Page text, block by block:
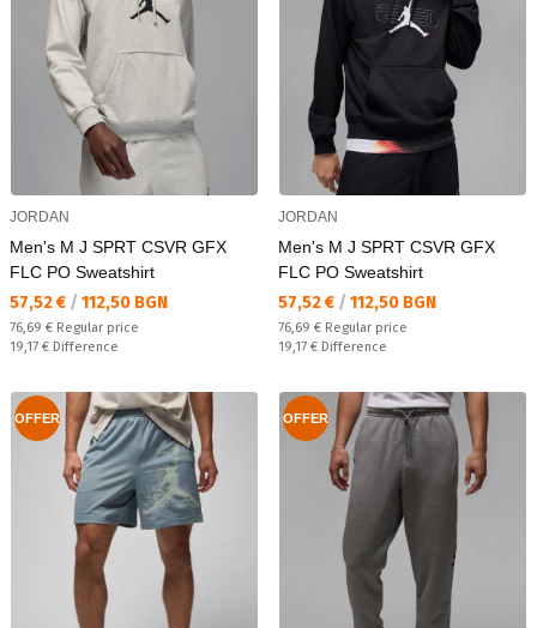
JORDAN
Men's M J SPRT CSVR GFX
FLC PO Sweatshirt
Текуща цена:
57,52 € / 112,50 BGN
Regular price:
76,69 € Regular price
Спестявате:
19,17 € Difference
JORDAN
Men's M J SPRT CSVR GFX
FLC PO Sweatshirt
Текуща цена:
57,52 € / 112,50 BGN
Regular price:
76,69 € Regular price
Спестявате:
19,17 € Difference
OFFER OFFER